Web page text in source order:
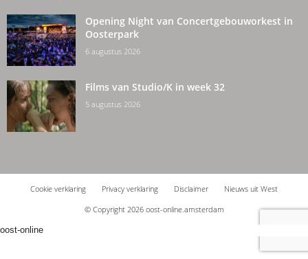
Opening Night van Concertgebouworkest in
Oosterpark
6 augustus 2026
Films van Studio/K in week 32
5 augustus 2026
Cookie verklaring Privacy verklaring Disclaimer
Nieuws uit West
© Copyright 2026 oost-online.amsterdam
oost-online